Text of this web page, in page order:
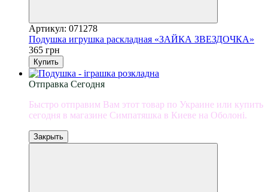
Артикул: 071278
Подушка игрушка раскладная «ЗАЙКА ЗВЕЗДОЧКА»
365 грн
Купить
Отправка Сегодня
Быстро отправим Вам этот товар по Украине или купить
сегодня в магазине Симпатяшка в Киеве на Оболоні.
Закрыть